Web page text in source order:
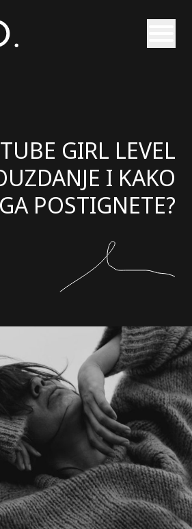
GIRL LEVEL
I KAKO
POSTIGNETE?